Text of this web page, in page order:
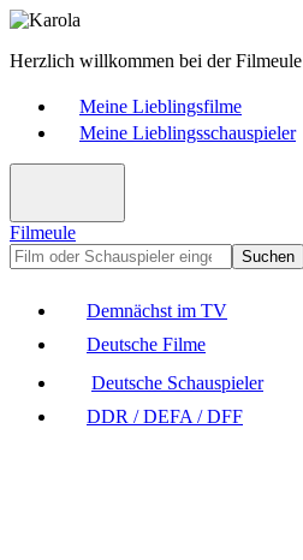
Herzlich willkommen bei der Filmeule
Meine Lieblingsfilme
Meine Lieblingsschauspieler
Filmeule
Suchen
Demnächst im TV
Deutsche Filme
Deutsche Schauspieler
DDR / DEFA / DFF